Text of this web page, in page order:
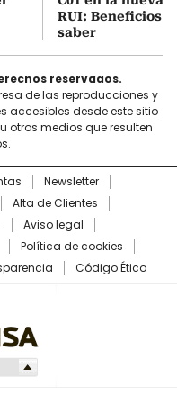
RUI: Beneficios
saber
reservados.
de las reproducciones y
accesibles desde este sitio
otros medios que resulten
Newsletter
Alta de Clientes
Aviso legal
Política de cookies
Código Ético